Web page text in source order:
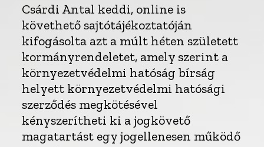
Csárdi Antal keddi, online is
követhető sajtótájékoztatóján
kifogásolta azt a múlt héten született
kormányrendeletet, amely szerint a
környezetvédelmi hatóság bírság
helyett környezetvédelmi hatósági
szerződés megkötésével
kényszerítheti ki a jogkövető
magatartást egy jogellenesen működő